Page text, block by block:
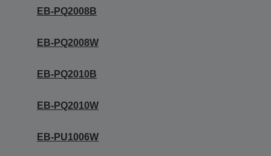
EB-PQ2008B
EB-PQ2008W
EB-PQ2010B
EB-PQ2010W
EB-PU1006W